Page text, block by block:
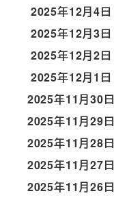
2025年12月4日
2025年12月3日
2025年12月2日
2025年12月1日
2025年11月30日
2025年11月29日
2025年11月28日
2025年11月27日
2025年11月26日